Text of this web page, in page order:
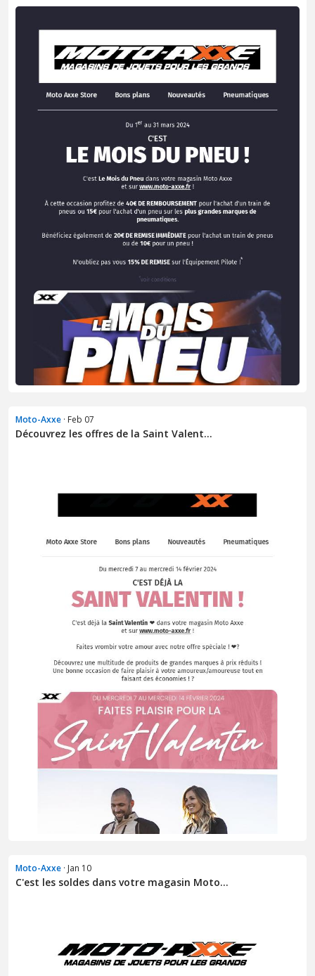
Moto-Axxe · Feb 07
Découvrez les offres de la Saint Valent...
Moto-Axxe · Jan 10
C'est les soldes dans votre magasin Moto...